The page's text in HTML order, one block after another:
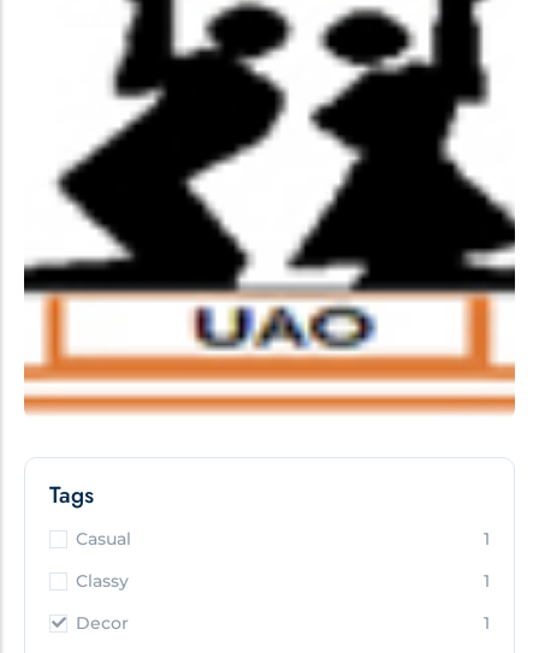
Tags
Casual
1
Classy
1
Decor
1